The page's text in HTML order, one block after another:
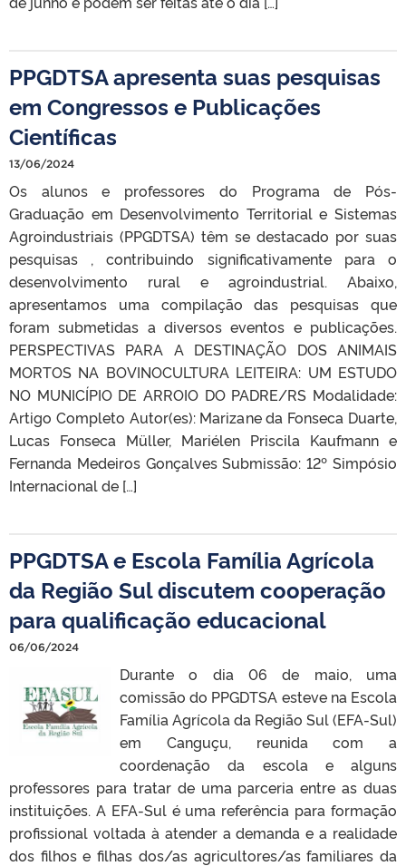
PPGDTSA apresenta suas pesquisas
em Congressos e Publicações
Científicas
13/06/2024
Os alunos e professores do Programa de Pós-
Graduação em Desenvolvimento Territorial e Sistemas
Agroindustriais (PPGDTSA) têm se destacado por suas
pesquisas , contribuindo significativamente para o
desenvolvimento rural e agroindustrial. Abaixo,
apresentamos uma compilação das pesquisas que
foram submetidas a diversos eventos e publicações.
PERSPECTIVAS PARA A DESTINAÇÃO DOS ANIMAIS
MORTOS NA BOVINOCULTURA LEITEIRA: UM ESTUDO
NO MUNICÍPIO DE ARROIO DO PADRE/RS Modalidade:
Artigo Completo Autor(es): Marizane da Fonseca Duarte,
Lucas Fonseca Müller, Mariélen Priscila Kaufmann e
Fernanda Medeiros Gonçalves Submissão: 12º Simpósio
Internacional de […]
PPGDTSA e Escola Família Agrícola
da Região Sul discutem cooperação
para qualificação educacional
06/06/2024
Durante o dia 06 de maio, uma
comissão do PPGDTSA esteve na Escola
Família Agrícola da Região Sul (EFA-Sul)
em Canguçu, reunida com a
coordenação da escola e alguns
professores para tratar de uma parceria entre as duas
instituições. A EFA-Sul é uma referência para formação
profissional voltada à atender a demanda e a realidade
dos filhos e filhas dos/as agricultores/as familiares da